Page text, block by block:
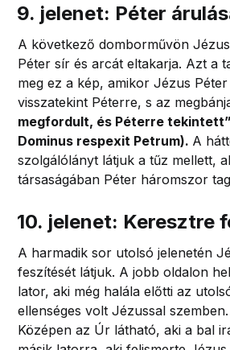
9. jelenet: Péter
A következő domborművön
Péter sír és arcát eltakarja. Azt a
meg ez a kép, amikor Jézus
visszatekint Péterre, s az
megfordult, és Péterre
Dominus respexit Petrum). A
szolgálólányt látjuk a tűz mellett,
társaságában Péter háromszor
10. jelenet: Keresztre
A harmadik sor utolsó jelenetén
feszítését látjuk. A jobb oldalon
lator, aki még halála előtti az
ellenséges volt Jézussal
Középen az Úr látható, aki a bal